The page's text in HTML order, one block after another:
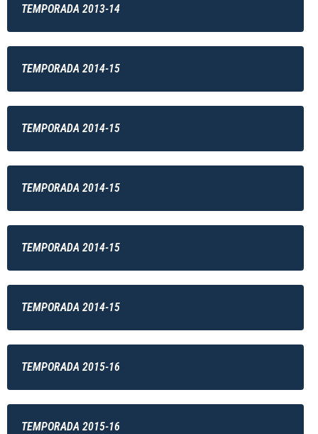
TEMPORADA 2013-14
TEMPORADA 2014-15
TEMPORADA 2014-15
TEMPORADA 2014-15
TEMPORADA 2014-15
TEMPORADA 2014-15
TEMPORADA 2015-16
TEMPORADA 2015-16